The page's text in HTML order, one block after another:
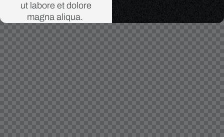
ut labore et dolore
magna aliqua.